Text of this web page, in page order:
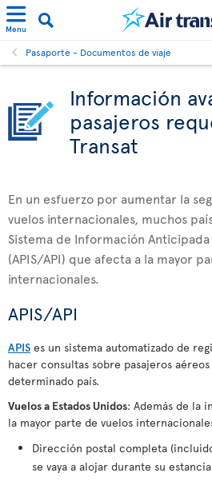
Menu
Pasaporte - Documentos de viaje
Información
pasajeros
Transat
En un esfuerzo por aumentar la
vuelos internacionales, muchos
Sistema de Información
(APIS/API) que afecta a la mayor
internacionales.
APIS/API
APIS es un sistema automatizado de
hacer consultas sobre pasajeros
determinado país.
Vuelos a Estados Unidos: Además de la
la mayor parte de vuelos
Dirección postal completa
se vaya a alojar durante su